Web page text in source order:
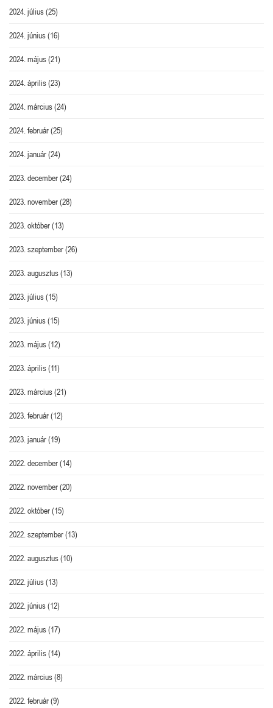
2024. július(25)
2024. június(16)
2024. május(21)
2024. április(23)
2024. március(24)
2024. február(25)
2024. január(24)
2023. december(24)
2023. november(28)
2023. október(13)
2023. szeptember(26)
2023. augusztus(13)
2023. július(15)
2023. június(15)
2023. május(12)
2023. április(11)
2023. március(21)
2023. február(12)
2023. január(19)
2022. december(14)
2022. november(20)
2022. október(15)
2022. szeptember(13)
2022. augusztus(10)
2022. július(13)
2022. június(12)
2022. május(17)
2022. április(14)
2022. március(8)
2022. február(9)